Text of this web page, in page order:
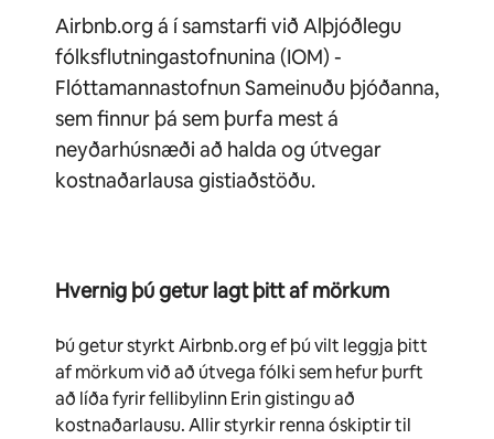
Airbnb.org á í samstarfi við Alþjóðlegu
fólksflutningastofnunina (IOM) -
Flóttamannastofnun Sameinuðu þjóðanna,
sem finnur þá sem þurfa mest á
neyðarhúsnæði að halda og útvegar
kostnaðarlausa gistiaðstöðu.
Hvernig þú getur lagt þitt af mörkum
Þú getur styrkt Airbnb.org ef þú vilt leggja þitt
af mörkum við að útvega fólki sem hefur þurft
að líða fyrir fellibylinn Erin gistingu að
kostnaðarlausu. Allir styrkir renna óskiptir til